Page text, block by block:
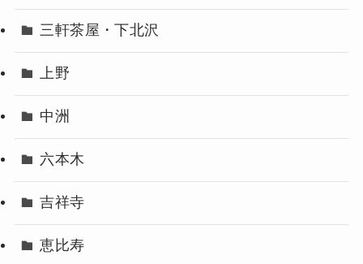
三軒茶屋・下北沢
上野
中洲
六本木
吉祥寺
恵比寿